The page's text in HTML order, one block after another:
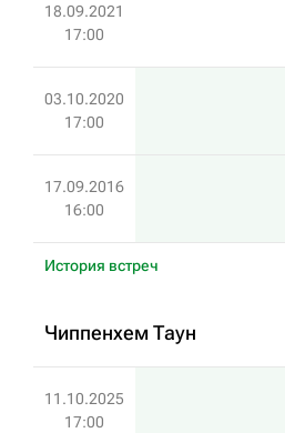
18.09.2021
17:00
03.10.2020
17:00
17.09.2016
16:00
История встреч
Чиппенхем Таун
11.10.2025
17:00